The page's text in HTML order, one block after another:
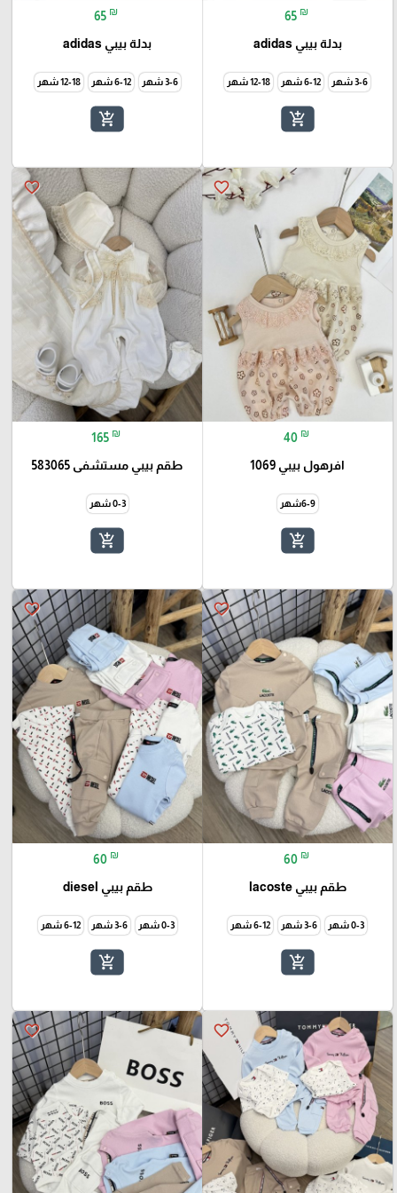
65 ₪
بدلة بيبي adidas
3-6 شهر 6-12 شهر 12-18 شهر
add_shopping_cart
65 ₪
بدلة بيبي adidas
3-6 شهر 6-12 شهر 12-18 شهر
add_shopping_cart
favorite_border
40 ₪
افرهول بيبي 1069
6-9شهر
add_shopping_cart
favorite_border
165 ₪
طقم بيبي مستشفى 583065
0-3 شهر
add_shopping_cart
favorite_border
60 ₪
طقم بيبي lacoste
0-3 شهر 3-6 شهر 6-12 شهر
add_shopping_cart
favorite_border
60 ₪
طقم بيبي diesel
0-3 شهر 3-6 شهر 6-12 شهر
add_shopping_cart
favorite_border
favorite_border